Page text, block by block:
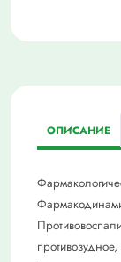
ОПИСАНИЕ